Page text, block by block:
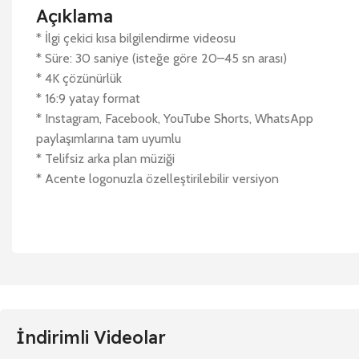
Açıklama
* İlgi çekici kısa bilgilendirme videosu
* Süre: 30 saniye (isteğe göre 20–45 sn arası)
* 4K çözünürlük
* 16:9 yatay format
* Instagram, Facebook, YouTube Shorts, WhatsApp
paylaşımlarına tam uyumlu
* Telifsiz arka plan müziği
* Acente logonuzla özelleştirilebilir versiyon
İndirimli Videolar